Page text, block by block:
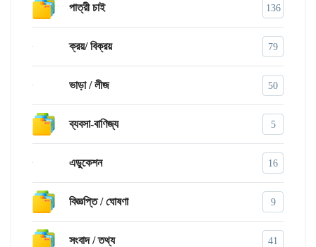
পাত্রী চাই 136
ক্রয়/ বিক্রয় 79
ভাড়া / লীজ 50
ব্যবসা-বাণিজ্য 5
এডুকেশন 16
বিজ্ঞপ্তি / ঘোষণা 9
সংবাদ / তথ্য 41